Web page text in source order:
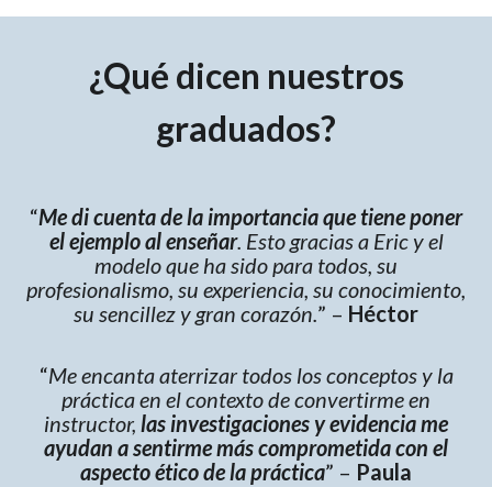
¿Qué dicen nuestros
graduados?
“Me di cuenta de la importancia que tiene poner
el ejemplo al enseñar. Esto gracias a Eric y el
modelo que ha sido para todos, su
profesionalismo, su experiencia, su conocimiento,
su sencillez y gran corazón. ” – Héctor
“Me encanta aterrizar todos los conceptos y la
práctica en el contexto de convertirme en
instructor, las investigaciones y evidencia me
ayudan a sentirme más comprometida con el
aspecto ético de la práctica” – Paula